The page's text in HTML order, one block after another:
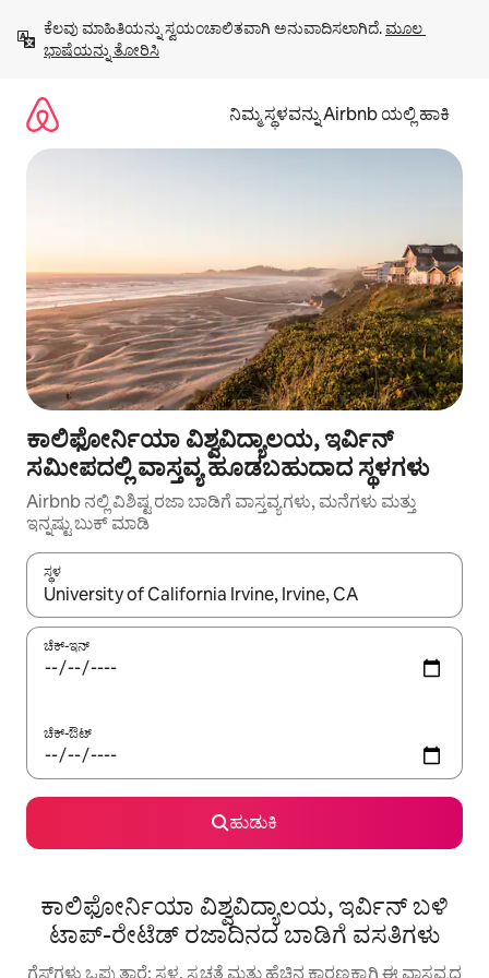
ಹೋಗಿ
ಕೆಲವು ಮಾಹಿತಿಯನ್ನು ಸ್ವಯಂಚಾಲಿತವಾಗಿ ಅನುವಾದಿಸಲಾಗಿದೆ. ಮೂಲ
ಭಾಷೆಯನ್ನು ತೋರಿಸಿ
ನಿಮ್ಮ ಸ್ಥಳವನ್ನು Airbnb ಯಲ್ಲಿ ಹಾಕಿ
ಕಾಲಿಫೋರ್ನಿಯಾ ವಿಶ್ವವಿದ್ಯಾಲಯ, ಇರ್ವಿನ್
ಸಮೀಪದಲ್ಲಿ ವಾಸ್ತವ್ಯ ಹೂಡಬಹುದಾದ ಸ್ಥಳಗಳು
Airbnb ನಲ್ಲಿ ವಿಶಿಷ್ಟ ರಜಾ ಬಾಡಿಗೆ ವಾಸ್ತವ್ಯಗಳು, ಮನೆಗಳು ಮತ್ತು
ಇನ್ನಷ್ಟು ಬುಕ್ ಮಾಡಿ
ಸ್ಥಳ
ಫಲಿತಾಂಶಗಳು ಲಭ್ಯವಿರುವಾಗ, ಅಪ್ ಮತ್ತು ಡೌನ್ ಬಾಣದ ಕೀಲಿಗಳೊಂದಿಗೆ
ಚೆಕ್-ಇನ್
ಚೆಕ್-ಔಟ್
ಹುಡುಕಿ
ಕಾಲಿಫೋರ್ನಿಯಾ ವಿಶ್ವವಿದ್ಯಾಲಯ, ಇರ್ವಿನ್ ಬಳಿ
ಟಾಪ್-ರೇಟೆಡ್ ರಜಾದಿನದ ಬಾಡಿಗೆ ವಸತಿಗಳು
ಗೆಸ್ಟ್‌ಗಳು ಒಪ್ಪುತ್ತಾರೆ: ಸ್ಥಳ, ಸ್ವಚ್ಛತೆ ಮತ್ತು ಹೆಚ್ಚಿನ ಕಾರಣಕ್ಕಾಗಿ ಈ ವಾಸ್ತವ್ಯದ